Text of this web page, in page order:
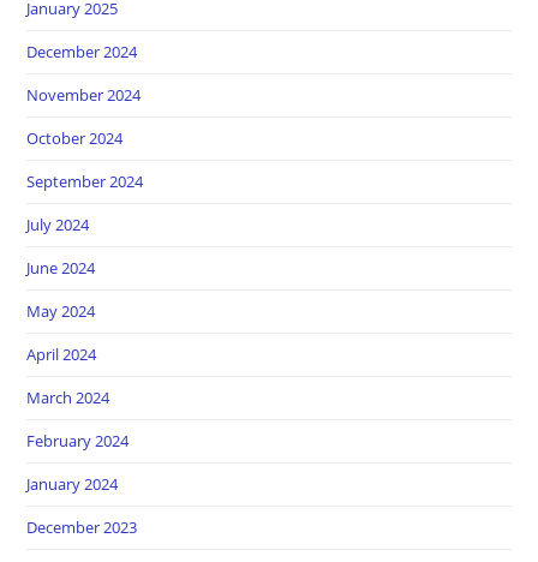
January 2025
December 2024
November 2024
October 2024
September 2024
July 2024
June 2024
May 2024
April 2024
March 2024
February 2024
January 2024
December 2023